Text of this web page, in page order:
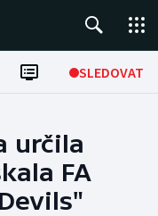
SLEDOVAT
určila
FA